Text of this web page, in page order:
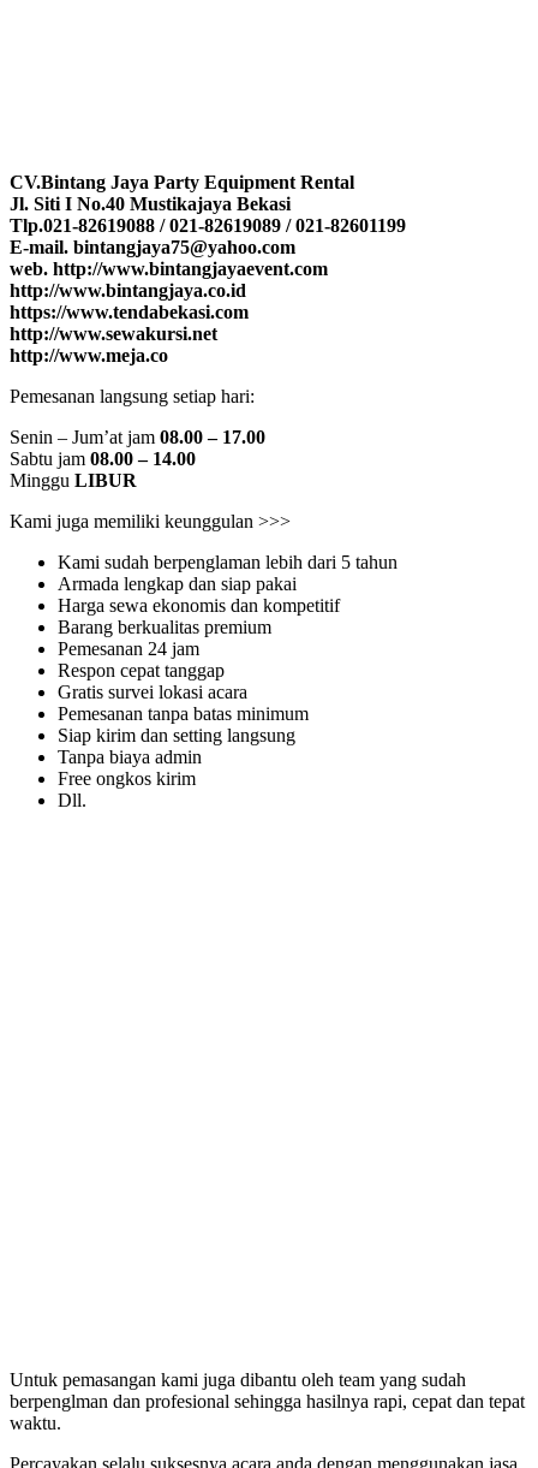
CV.Bintang Jaya Party Equipment Rental
Jl. Siti I No.40 Mustikajaya Bekasi
Tlp.021-82619088 / 021-82619089 / 021-82601199
E-mail. bintangjaya75@yahoo.com
web. http://www.bintangjayaevent.com
http://www.bintangjaya.co.id
https://www.tendabekasi.com
http://www.sewakursi.net
http://www.meja.co
Pemesanan langsung setiap hari:
Senin – Jum’at jam 08.00 – 17.00
Sabtu jam 08.00 – 14.00
Minggu LIBUR
Kami juga memiliki keunggulan >>>
Kami sudah berpenglaman lebih dari 5 tahun
Armada lengkap dan siap pakai
Harga sewa ekonomis dan kompetitif
Barang berkualitas premium
Pemesanan 24 jam
Respon cepat tanggap
Gratis survei lokasi acara
Pemesanan tanpa batas minimum
Siap kirim dan setting langsung
Tanpa biaya admin
Free ongkos kirim
Dll.
Untuk pemasangan kami juga dibantu oleh team yang sudah
berpenglman dan profesional sehingga hasilnya rapi, cepat dan tepat
waktu.
Percayakan selalu suksesnya acara anda dengan menggunakan jasa